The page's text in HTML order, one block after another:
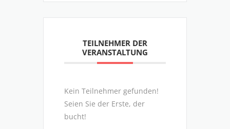
TEILNEHMER DER
VERANSTALTUNG
Kein Teilnehmer gefunden!
Seien Sie der Erste, der
bucht!